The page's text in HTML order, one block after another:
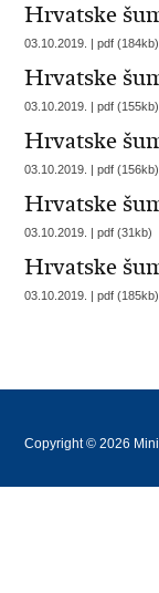
Hrvatske
03.10.2019. | pdf (184kb)
Hrvatske
03.10.2019. | pdf (155kb)
Hrvatske
03.10.2019. | pdf (156kb)
Hrvatske
03.10.2019. | pdf (31kb)
Hrvatske
03.10.2019. | pdf (185kb)
Copyright © 2026